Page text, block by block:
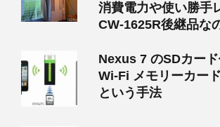
消費電力や使い勝手
CW-1625R後継品な
Nexus 7 のSDカード
Wi-Fi メモリーカー
という手法